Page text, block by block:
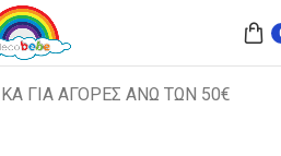
ΓΙΑ ΑΓΟΡΕΣ ΑΝΩ ΤΩΝ 50€
ΠΟΛΥΘΡΟΝΑΚΙΑ